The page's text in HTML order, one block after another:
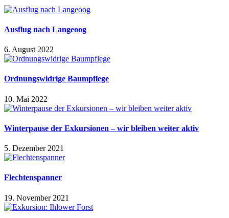
Ausflug nach Langeoog
6. August 2022
Ordnungswidrige Baumpflege
10. Mai 2022
Winterpause der Exkursionen – wir bleiben weiter aktiv
5. Dezember 2021
Flechtenspanner
19. November 2021